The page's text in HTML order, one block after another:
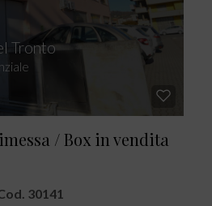
Tronto
/ Box in vendita
30141